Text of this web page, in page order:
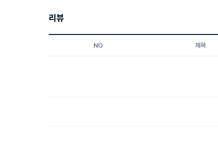
리뷰
NO 제목